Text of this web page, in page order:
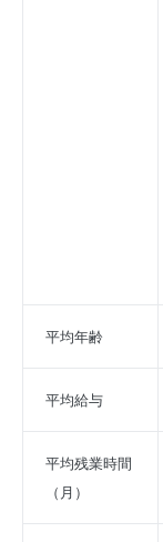
平均年齢
平均給与
平均残業時間
（月）